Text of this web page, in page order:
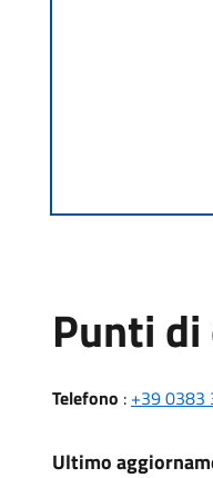
Punti
Telefono : +39 0383
Ultimo